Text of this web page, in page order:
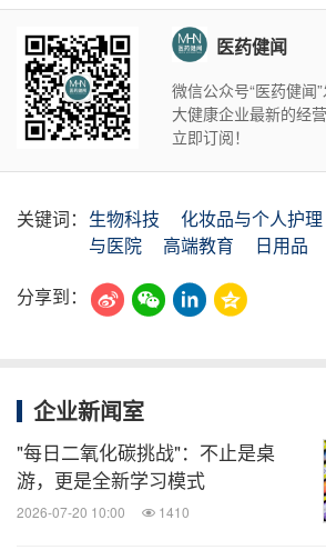
医药健闻
微信公众号“医药健闻
大健康企业最新的经
立即订阅！
关键词： 生物科技 化妆品与个人护理
与医院
高端教育
日用品
分享到：
企业新闻室
"每日二氧化碳挑战"：不止是桌
游，更是全新学习模式
2026-07-20 10:00 1410